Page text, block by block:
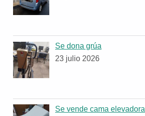
Se dona grúa
23 julio 2026
Se vende cama elevadora